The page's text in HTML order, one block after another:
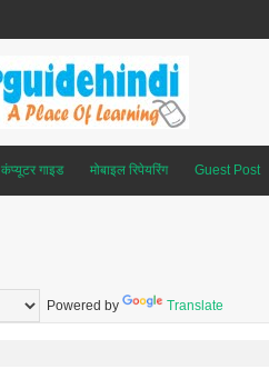
कंप्यूटर गाइड मोबाइल रिपेयरिंग Guest Post
Powered by Translate